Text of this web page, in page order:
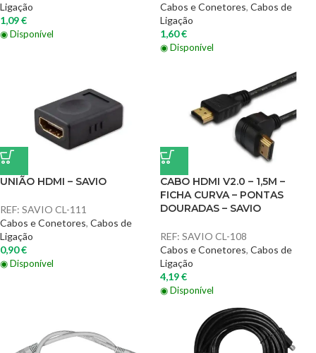
Ligação
1,09€
◉ Disponível
Cabos e Conetores, Cabos de
Ligação
1,60€
◉ Disponível
UNIÃO HDMI – SAVIO
REF: SAVIO CL-111
Cabos e Conetores, Cabos de
Ligação
0,90€
◉ Disponível
CABO HDMI V2.0 – 1,5M –
FICHA CURVA – PONTAS
DOURADAS – SAVIO
REF: SAVIO CL-108
Cabos e Conetores, Cabos de
Ligação
4,19€
◉ Disponível